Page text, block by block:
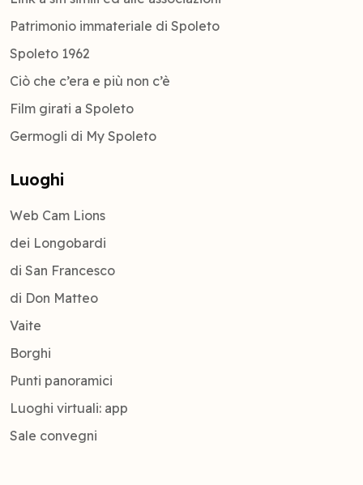
Patrimonio immateriale di Spoleto
Spoleto 1962
Ciò che c’era e più non c’è
Film girati a Spoleto
Germogli di My Spoleto
Luoghi
Web Cam Lions
dei Longobardi
di San Francesco
di Don Matteo
Vaite
Borghi
Punti panoramici
Luoghi virtuali: app
Sale convegni